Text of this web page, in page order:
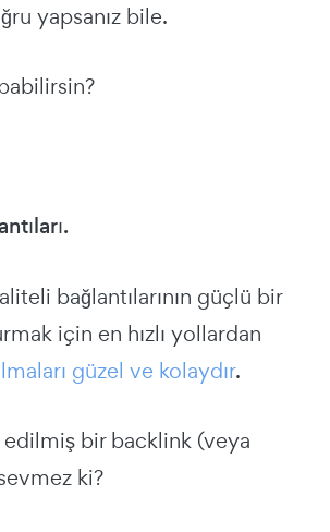
yapsanız bile.
bağlantılarının güçlü bir
için en hızlı yollardan
güzel ve kolaydır.
bir backlink (veya
ki?